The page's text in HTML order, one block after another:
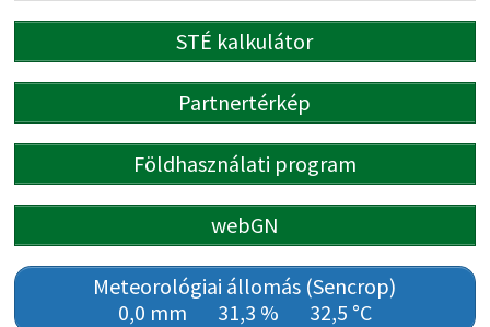
STÉ kalkulátor
Partnertérkép
Földhasználati program
webGN
Meteorológiai állomás (Sencrop)
0,0 mm
31,3 % 32,5 °C